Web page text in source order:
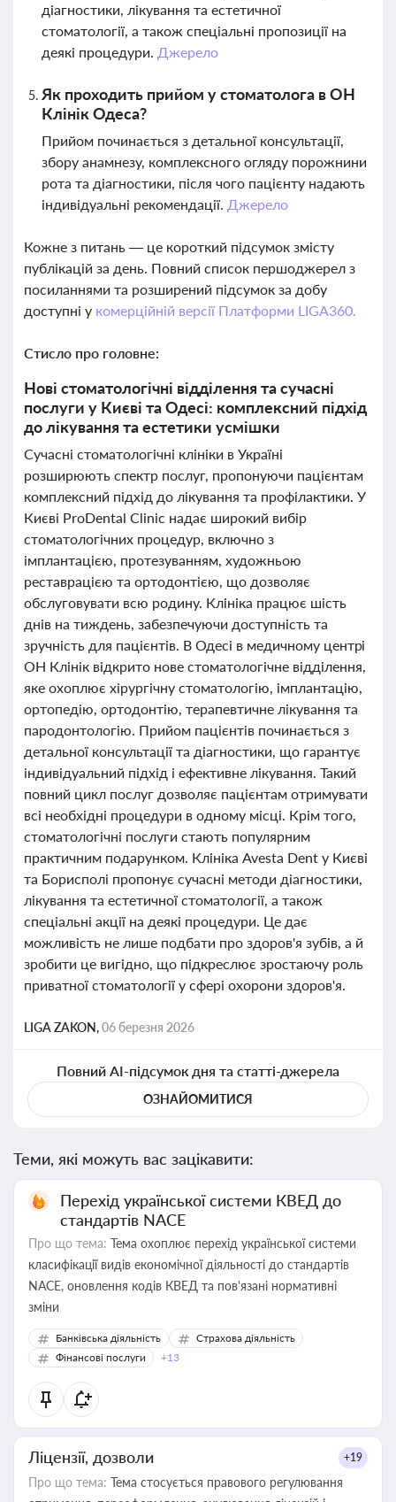
діагностики, лікування та естетичної
стоматології, а також спеціальні пропозиції на
деякі процедури. Джерело
Як проходить прийом у стоматолога в ОН
Клінік Одеса?
Прийом починається з детальної консультації,
збору анамнезу, комплексного огляду порожнини
рота та діагностики, після чого пацієнту надають
індивідуальні рекомендації. Джерело
Кожне з питань — це короткий підсумок змісту
публікацій за день. Повний список першоджерел з
посиланнями та розширений підсумок за добу
доступні у комерційній версії Платформи LIGA360.
Стисло про головне:
Нові стоматологічні відділення та сучасні
послуги у Києві та Одесі: комплексний підхід
до лікування та естетики усмішки
Сучасні стоматологічні клініки в Україні
розширюють спектр послуг, пропонуючи пацієнтам
комплексний підхід до лікування та профілактики. У
Києві ProDental Clinic надає широкий вибір
стоматологічних процедур, включно з
імплантацією, протезуванням, художньою
реставрацією та ортодонтією, що дозволяє
обслуговувати всю родину. Клініка працює шість
днів на тиждень, забезпечуючи доступність та
зручність для пацієнтів. В Одесі в медичному центрі
ОН Клінік відкрито нове стоматологічне відділення,
яке охоплює хірургічну стоматологію, імплантацію,
ортопедію, ортодонтію, терапевтичне лікування та
пародонтологію. Прийом пацієнтів починається з
детальної консультації та діагностики, що гарантує
індивідуальний підхід і ефективне лікування. Такий
повний цикл послуг дозволяє пацієнтам отримувати
всі необхідні процедури в одному місці. Крім того,
стоматологічні послуги стають популярним
практичним подарунком. Клініка Avesta Dent у Києві
та Борисполі пропонує сучасні методи діагностики,
лікування та естетичної стоматології, а також
спеціальні акції на деякі процедури. Це дає
можливість не лише подбати про здоров'я зубів, а й
зробити це вигідно, що підкреслює зростаючу роль
приватної стоматології у сфері охорони здоров'я.
LIGA ZAKON,06 березня 2026
Повний AI-підсумок дня та статті-джерела
ОЗНАЙОМИТИСЯ
Теми, які можуть вас зацікавити:
Перехід української системи КВЕД до
стандартів NACE
Про що тема: Тема охоплює перехід української системи
класифікації видів економічної діяльності до стандартів
NACE, оновлення кодів КВЕД та пов'язані нормативні
зміни
Банківська діяльність
Страхова діяльність
Фінансові послуги
+13
Ліцензії, дозволи +19
Про що тема: Тема стосується правового регулювання